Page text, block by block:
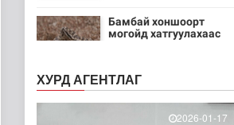
Бамбай хоншоорт
могойд хатгуулахаас
3 цаг 32 минутын өмнө
Ц.Идэрбат: Мал
эмнэлгийн салбарын
ХУРД АГЕНТЛАГ
2026-01-17